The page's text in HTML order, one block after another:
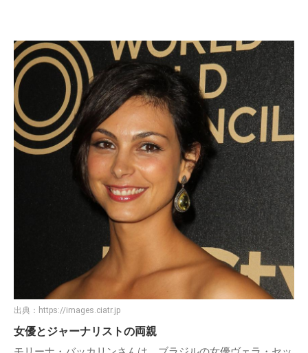
出典： https://images.ciatr.jp
女優とジャーナリストの両親